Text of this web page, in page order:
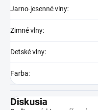
Jarno-jesenné vlny:
Zimné vlny:
Detské vlny:
Farba:
Diskusia